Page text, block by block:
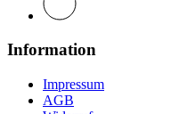
Information
Impressum
AGB